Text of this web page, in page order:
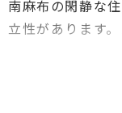
南麻布の閑静な
立性があります